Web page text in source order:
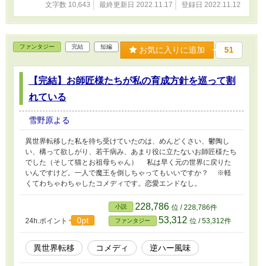
文字数 10,643 最終更新日 2022.11.17 登録日 2022.11.12
ファンタジー 完結 短編 お気に入りに追加 51
【完結】お師匠様たちが私の育成方針を巡って割
れている
雪野原よる
異世界転移した私を待ち受けていたのは、めんどくさい、鬱陶し
い、構って欲しがり、若干病み、あまり役に立たないお師匠様たち
でした（そして猫とお祖母ちゃん） 私は早く元の世界に戻りた
いんですけど。一人で魔王を倒しちゃってもいいですか？ ※軽
くてわちゃわちゃしたコメディです。恋愛エンドなし。
24h.ポイント 0pt
小説 228,786 位 / 228,786件
ファンタジー 53,312 位 / 53,312件
異世界転移 コメディ 逆ハー風味